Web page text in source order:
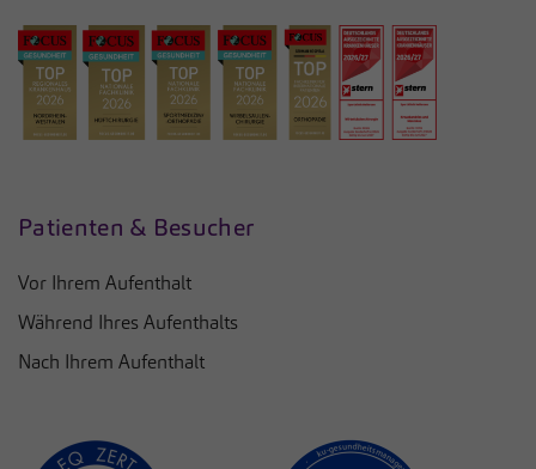
Patienten & Besucher
Vor Ihrem Aufenthalt
Während Ihres Aufenthalts
Nach Ihrem Aufenthalt